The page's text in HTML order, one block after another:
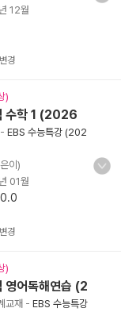
12월
변경
)
수학 1 (2026
- EBS 수능특강 (202
이)
01월
변경
)
영어독해연습 (2
교재 - EBS 수능특강